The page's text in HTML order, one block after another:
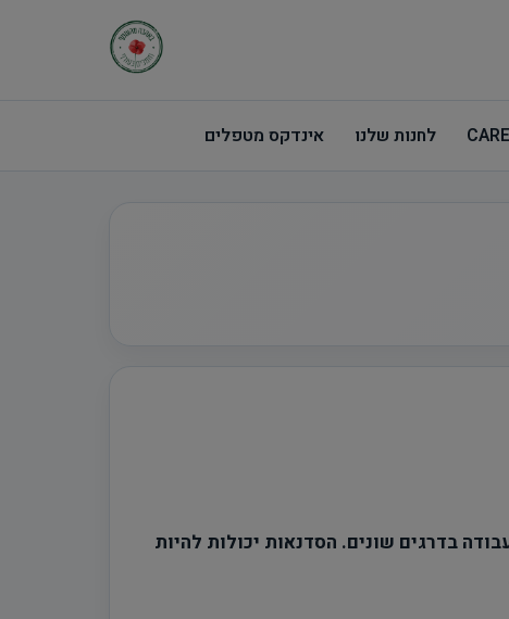
לחנות שלנו אינדקס מטפלים
בדרגים שונים. הסדנאות יכולות להיות